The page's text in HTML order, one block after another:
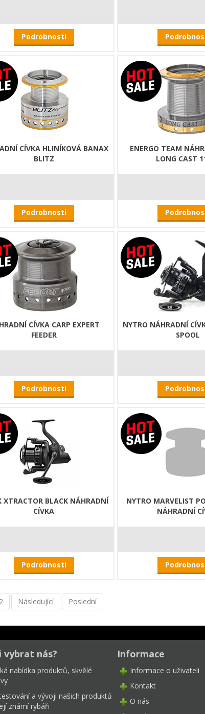
Podrobnosti
CÍVKA HLINÍKOVÁ BANAX
BLITZ
Podrobnosti
ENERGO TEAM
LONG CAST
CÍVKA CARP EXPERT
FEEDER
Podrobnosti
NYTRO NÁHRADNÍ
SPOOL
XTRACTOR BLACK NÁHRADNÍ
CÍVKA
Podrobnosti
NYTRO MARVELIST
NÁHRADNÍ
Následující Poslední
vybrat nás?
nabídka produktů, skvělé
a vývoji našich produktů
známí rybáři
Informace
Informace o uživateli
Kontakt
O nás